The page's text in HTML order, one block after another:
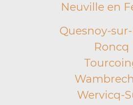
Neuville en
Quesnoy-
Roncq
Wervicq-